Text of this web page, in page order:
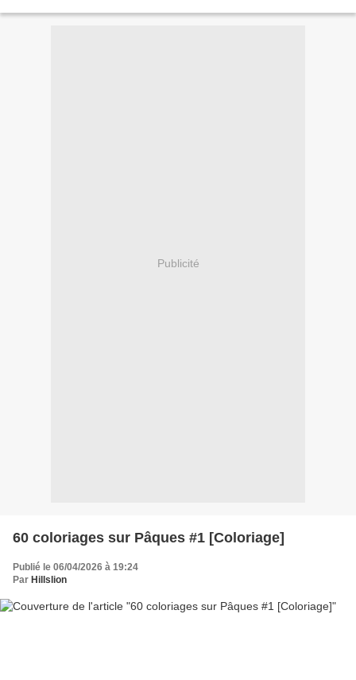
Publicité
60 coloriages sur Pâques #1 [Coloriage]
Publié le 06/04/2026 à 19:24
Par Hillslion